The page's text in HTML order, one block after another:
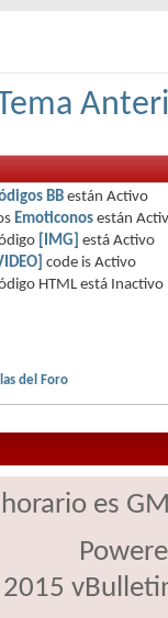
BB están Activo
Emoticonos están
[IMG] está Activo
code is Activo
HTML está Inactivo
del Foro
es